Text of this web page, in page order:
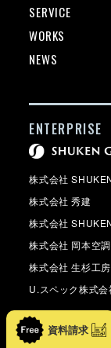
SERVICE
WORKS
NEWS
ENTERPRISE
株式会社
株式会社 秀建
株式会社
株式会社 岡本空
株式会社 生杉工房
U.スペック株式会
資料請求